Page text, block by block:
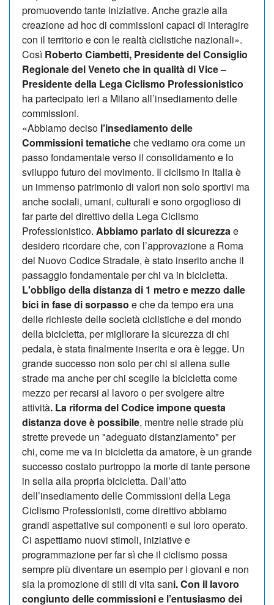
promuovendo tante iniziative. Anche grazie alla
creazione ad hoc di commissioni capaci di interagire
con il territorio e con le realtà ciclistiche nazionali».
Così Roberto Ciambetti, Presidente del Consiglio
Regionale del Veneto che in qualità di Vice –
Presidente della Lega Ciclismo Professionistico
ha partecipato ieri a Milano all’insediamento delle
commissioni.
«Abbiamo deciso l’insediamento delle
Commissioni tematicheche vediamo ora come un
passo fondamentale verso il consolidamento e lo
sviluppo futuro del movimento. Il ciclismo in Italia è
un immenso patrimonio di valori non solo sportivi ma
anche sociali, umani, culturali e sono orgoglioso di
far parte del direttivo della Lega Ciclismo
Professionistico. Abbiamo parlato di sicurezzae
desidero ricordare che, con l’approvazione a Roma
del Nuovo Codice Stradale, è stato inserito anche il
passaggio fondamentale per chi va in bicicletta.
L'obbligo della distanza di 1 metro e mezzo dalle
bici in fase di sorpasso e che da tempo era una
delle richieste delle società ciclistiche e del mondo
della bicicletta, per migliorare la sicurezza di chi
pedala, è stata finalmente inserita e ora è legge. Un
grande successo non solo per chi si allena sulle
strade ma anche per chi sceglie la bicicletta come
mezzo per recarsi al lavoro o per svolgere altre
attività. La riforma del Codice impone questa
distanza dove è possibile, mentre nelle strade più
strette prevede un "adeguato distanziamento" per
chi, come me va in bicicletta da amatore, è un grande
successo costato purtroppo la morte di tante persone
in sella alla propria bicicletta. Dall’atto
dell’insediamento delle Commissioni della Lega
Ciclismo Professionisti, come direttivo abbiamo
grandi aspettative sui componenti e sul loro operato.
Ci aspettiamo nuovi stimoli, iniziative e
programmazione per far sì che il ciclismo possa
sempre più diventare un esempio per i giovani e non
sia la promozione di stili di vita sani. Con il lavoro
congiunto delle commissioni e l’entusiasmo dei